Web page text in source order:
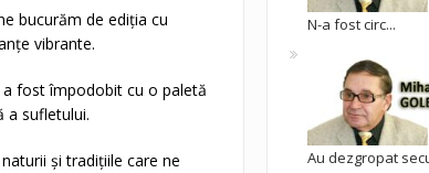
bucurăm de ediția cu
vibrante.
fost împodobit cu o paletă
a sufletului.
și tradițiile care ne
N-a fost circ...
Au dezgropat